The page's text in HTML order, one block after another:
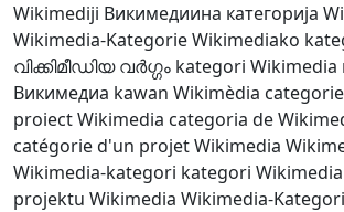
Wikimediji Викимедиина категорија
Wikimedia-KategorieWikimediako
വിക്കിമീഡിയ വർഗ്ഗം kategori Wikimedia
Викимедиа kawan Wikimèdia
proiect Wikimedia categoria de
catégorie d'un projet Wikimedia
Wikimedia-kategori kategori Wikimedia
projektu Wikimedia Wikimedia-